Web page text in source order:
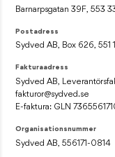
Barnarpsgatan 39F, 553
Postadress
Sydved AB, Box 626, 551
Fakturaadress
Sydved AB,
fakturor@sydved.se
E-faktura: GLN
Organisationsnummer
Sydved AB, 556171-0814